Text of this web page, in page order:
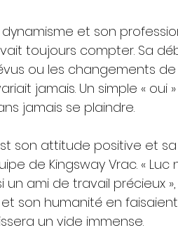
et son
toujours compter. Sa
ou les changements
jamais. Un simple « oui
jamais se plaindre.
son attitude positive et
de Kingsway Vrac. « Luc
ami de travail précieux
son humanité en
un vide immense.